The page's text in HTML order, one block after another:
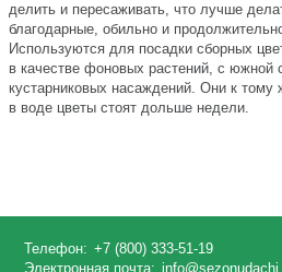
делить и пересаживать, что лучше
благодарные, обильно и
Используютcя для посадки сборных
в качестве фоновых растений, с южной
кустарниковых насаждений. Они к тому
в воде цветы стоят дольше недели.
Телефон: +7 (800) 333-51-19
Электронная почта: